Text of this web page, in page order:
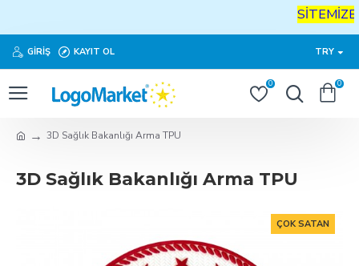
SİTEMİZE
GIRIŞ KAYIT OL TRY
0 0
3D Sağlık Bakanlığı Arma TPU
3D Sağlık Bakanlığı Arma TPU
ÇOK SATAN